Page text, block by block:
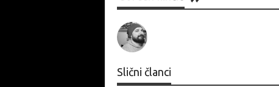
Slični članci